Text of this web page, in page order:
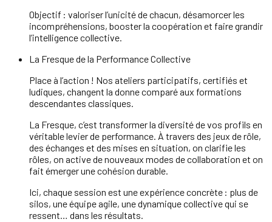
Objectif : valoriser l’unicité de chacun, désamorcer les
incompréhensions, booster la coopération et faire grandir
l’intelligence collective.
La Fresque de la Performance Collective
Place à l’action ! Nos ateliers participatifs, certifiés et
ludiques, changent la donne comparé aux formations
descendantes classiques.
La Fresque, c’est transformer la diversité de vos profils en
véritable levier de performance. À travers des jeux de rôle,
des échanges et des mises en situation, on clarifie les
rôles, on active de nouveaux modes de collaboration et on
fait émerger une cohésion durable.
Ici, chaque session est une expérience concrète : plus de
silos, une équipe agile, une dynamique collective qui se
ressent… dans les résultats.